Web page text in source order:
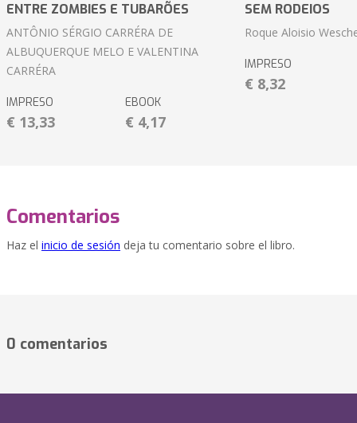
ENTRE ZOMBIES E TUBARÕES
ANTÔNIO SÉRGIO CARRÉRA DE
ALBUQUERQUE MELO E VALENTINA
CARRÉRA
IMPRESO
€ 13,33
EBOOK
€ 4,17
SEM RODEIOS
Roque Aloisio
IMPRESO
€ 8,32
Comentarios
Haz el inicio de sesión deja tu comentario sobre el libro.
0 comentarios